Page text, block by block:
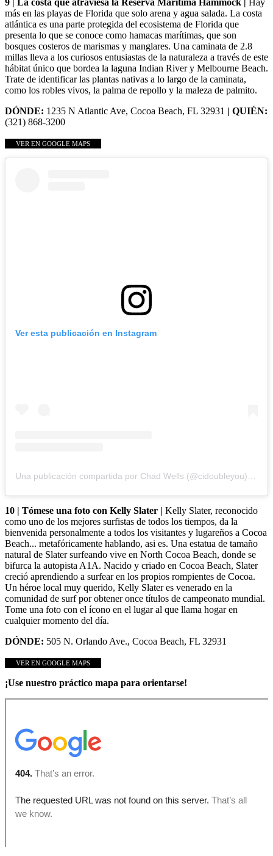
9 | La costa que atraviesa la Reserva Marítima Hammock |
Hay
más en las playas de Florida que solo arena y agua salada. La costa
atlántica es una parte protegida del ecosistema de Florida que
presenta lo que se conoce como hamacas marítimas, que son
bosques costeros de marismas y manglares. Una caminata de 2.8
millas lleva a los curiosos entusiastas de la naturaleza a través de este
hábitat único que bordea la laguna Indian River y Melbourne Beach.
Trate de identificar las plantas nativas a lo largo de la caminata,
como los robles vivos, la palma de repollo y la maleza de palmito.
DÓNDE: 1235 N Atlantic Ave, Cocoa Beach, FL 32931 | QUIÉN:
(321) 868-3200
VER EN GOOGLE MAPS
Ver esta publicación en Instagram
Una publicación compartida por Chad Wells (@cidoubleyou)
en
10 | Tómese una foto con Kelly Slater | Kelly Slater, reconocido
como uno de los mejores surfistas de todos los tiempos, da la
bienvenida personalmente a todos los visitantes y lugareños a Cocoa
Beach... metafóricamente hablando, asi es. Una estatua de tamaño
natural de Slater surfeando vive en North Cocoa Beach, donde se
bifurca la autopista A1A. Nacido y criado en Cocoa Beach, Slater
creció aprendiendo a surfear en los propios rompientes de Cocoa.
Un héroe local muy querido, Kelly Slater es venerado en la
comunidad de surf por obtener once títulos de campeonato mundial.
Tome una foto con el ícono en el lugar al que llama hogar en
cualquier momento del día.
DÓNDE: 505 N. Orlando Ave., Cocoa Beach, FL 32931
VER EN GOOGLE MAPS
¡Use nuestro práctico mapa para orientarse!